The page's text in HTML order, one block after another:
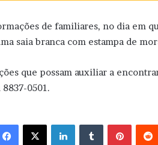
de familiares, no dia em
saia branca com estampa de
que possam auxiliar a
0501.
Facebook X Linkedin